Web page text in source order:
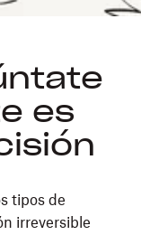
es
tipos de
irreversible